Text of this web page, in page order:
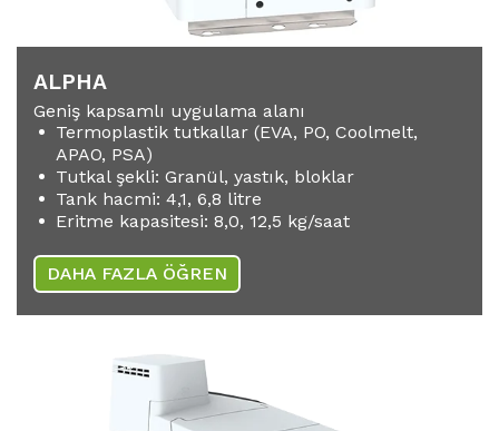
ALPHA
Geniş kapsamlı uygulama alanı
Termoplastik tutkallar (EVA, PO, Coolmelt,
APAO, PSA)
Tutkal şekli: Granül, yastık, bloklar
Tank hacmi: 4,1, 6,8 litre
Eritme kapasitesi: 8,0, 12,5 kg/saat
DAHA FAZLA ÖĞREN